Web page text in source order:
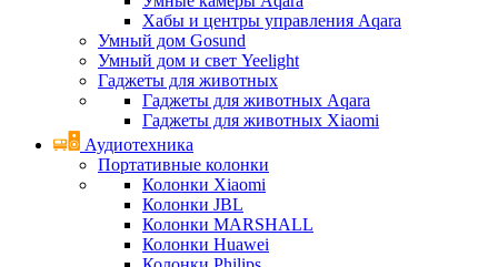
Хабы и центры управления Aqara
Умный дом Gosund
Умный дом и свет Yeelight
Гаджеты для животных
Гаджеты для животных Aqara
Гаджеты для животных Xiaomi
Аудиотехника
Портативные колонки
Колонки Xiaomi
Колонки JBL
Колонки MARSHALL
Колонки Huawei